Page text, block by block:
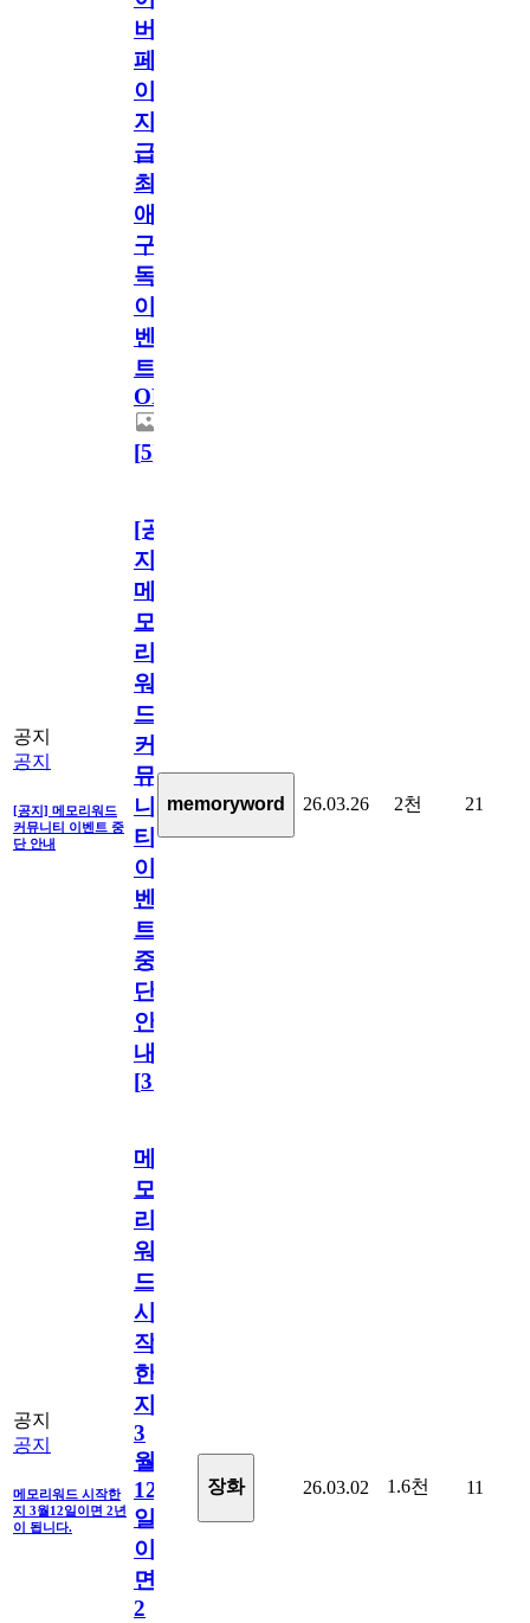
버
페
이
지
급!
최
애
구
독
이
벤
트
OPEN!
[5]
공지
공지
[공지] 메모리워드
커뮤니티 이벤트 중
단 안내
[공
지]
메
모
리
워
드
커
뮤
니
티
이
벤
트
중
단
안
내
[31
memoryword 26.03.26 2천 21
공지
공지
메모리워드 시작한
지 3월12일이면 2년
이 됩니다.
메
모
리
워
드
시
작
한
지
3
월
12
일
이
면
2
장화 26.03.02 1.6천 11